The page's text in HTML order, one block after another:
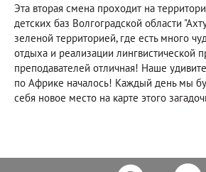
Эта вторая смена проходит на
детских баз Волгоградской области
зеленой территорией, где есть много
отдыха и реализации лингвистической
преподавателей отличная! Наше
по Африке началось! Каждый день мы
себя новое место на карте этого